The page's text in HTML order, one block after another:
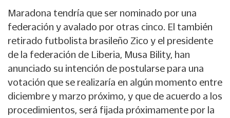
Maradona tendría que ser nominado por una
federación y avalado por otras cinco. El también
retirado futbolista brasileño Zico y el presidente
de la federación de Liberia, Musa Bility, han
anunciado su intención de postularse para una
votación que se realizaría en algún momento entre
diciembre y marzo próximo, y que de acuerdo a los
procedimientos, será fijada próximamente por la